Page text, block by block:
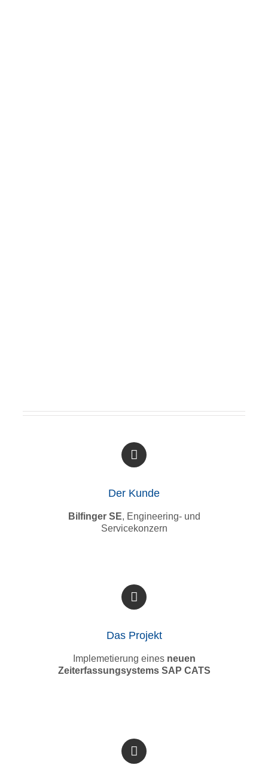
Der Kunde
Bilfinger SE, Engineering- und
Servicekonzern
Das Projekt
Implemetierung einesneuen
Zeiterfassungsystems SAP CATS